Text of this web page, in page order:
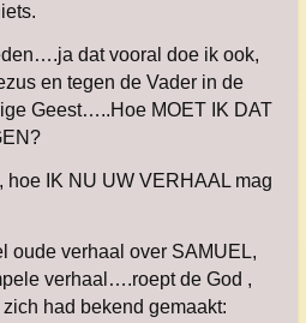
dat vooral doe ik ook,
en tegen de Vader in de
Geest…..Hoe MOET IK DAT
hoe IK NU UW VERHAAL mag
oude verhaal over SAMUEL,
verhaal….roept de God ,
had bekend gemaakt: